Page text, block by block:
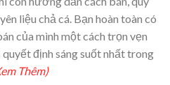
liệu chả cá. Bạn hoàn toàn có
của mình một cách trọn vẹn
định sáng suốt nhất trong
Thêm)